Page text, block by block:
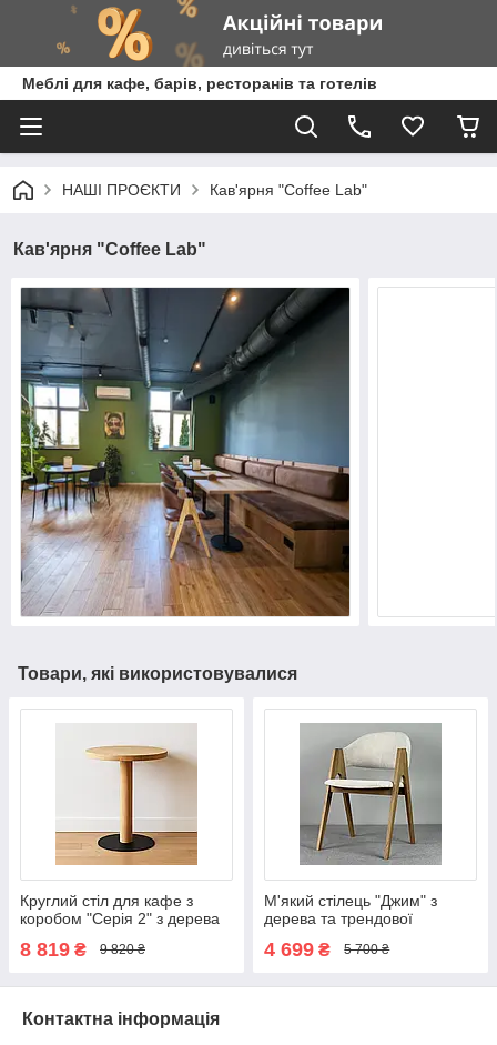
Меблі для кафе, барів, ресторанів та готелів
НАШІ ПРОЄКТИ Кав'ярня "Coffee Lab"
Кав'ярня "Coffee Lab"
Товари, які використовувалися
Круглий стіл для кафе з
коробом "Серія 2" з дерева
8 819 ₴ 9 820 ₴
М'який стілець "Джим" з
дерева та трендової
4 699 ₴ 5 700 ₴
Контактна інформація